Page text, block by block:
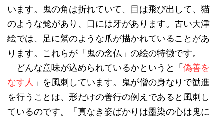
います。鬼の角は折れていて、目は飛び出して、猫
のような髭があり、口には牙があります。古い大津
絵では、足に鷲のような爪が描かれていることがあ
ります。これらが「鬼の念仏」の絵の特徴です。
どんな意味が込められているかというと「 偽善を
なす人 」を風刺しています。鬼が僧の身なりで勧進
を行うことは、形だけの善行の例えであると風刺し
ているのです。「真なき姿ばかりは墨染の心は鬼に